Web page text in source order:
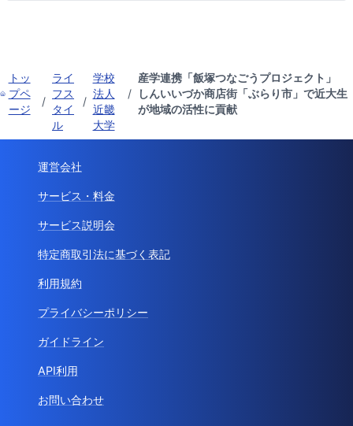
トッ
プペ
ージ
/
ライ
フス
タイ
ル
/
学校
法人
近畿
大学
/
産学連携「飯塚つなごうプロジェクト」
しんいいづか商店街「ぶらり市」で近大生
が地域の活性に貢献
運営会社
サービス・料金
サービス説明会
特定商取引法に基づく表記
利用規約
プライバシーポリシー
ガイドライン
API利用
お問い合わせ